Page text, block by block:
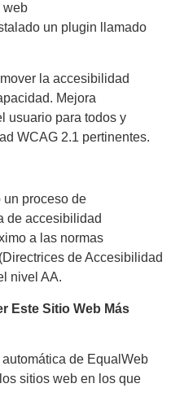
web
un plugin llamado
la accesibilidad
Mejora
usuario para todos y
WCAG 2.1 pertinentes.
un proceso de
de accesibilidad
a las normas
de Accesibilidad
nivel AA.
Este Sitio Web Más
de EqualWeb
sitios web en los que